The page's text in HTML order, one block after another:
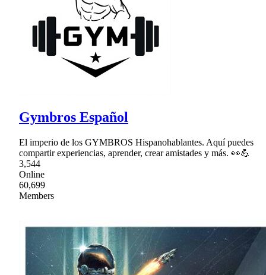
Gymbros Español
El imperio de los GYMBROS Hispanohablantes. Aquí puedes
compartir experiencias, aprender, crear amistades y más. 👀💪
3,544
Online
60,699
Members